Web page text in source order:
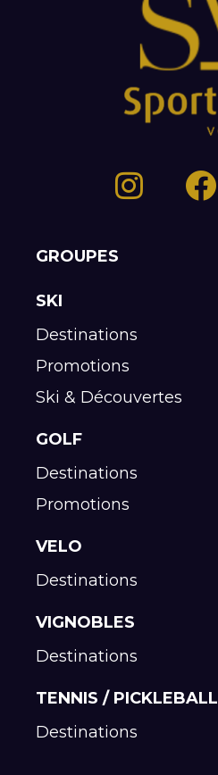
GROUPES
SKI
Destinations
Promotions
Ski & Découvertes
GOLF
Destinations
Promotions
VELO
Destinations
VIGNOBLES
Destinations
TENNIS / PICKLEBALL
Destinations